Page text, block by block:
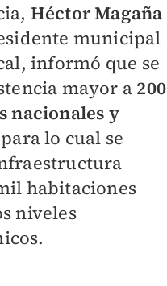
Héctor Magaña
municipal
informó que se
mayor a200
nacionales y
lo cual se
habitaciones
niveles